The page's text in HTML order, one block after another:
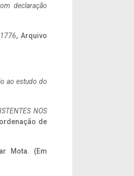
declaração
, Arquivo
ao estudo do
NOS
de
Mota. (Em